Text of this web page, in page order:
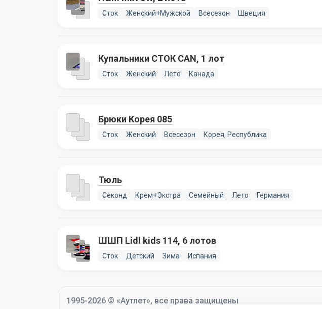
Сток Женский+Мужской Всесезон Швеция
Купальники СТОК CAN, 1 лот
Сток Женский Лето Канада
Брюки Корея 085
Сток Женский Всесезон Корея, Республика
Тюль
Секонд Крем+Экстра Семейный Лето Германия
ШШП Lidl kids 114, 6 лотов
Сток Детский Зима Испания
1995-2026 © «Аутлет», все права защищены